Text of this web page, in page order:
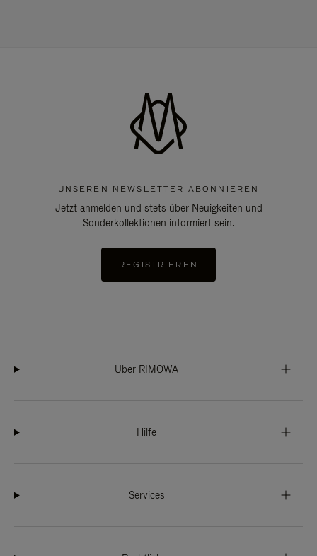
UNSEREN NEWSLETTER ABONNIEREN
Jetzt anmelden und stets über Neuigkeiten und
Sonderkollektionen informiert sein.
REGISTRIEREN
Über RIMOWA
Hilfe
Services